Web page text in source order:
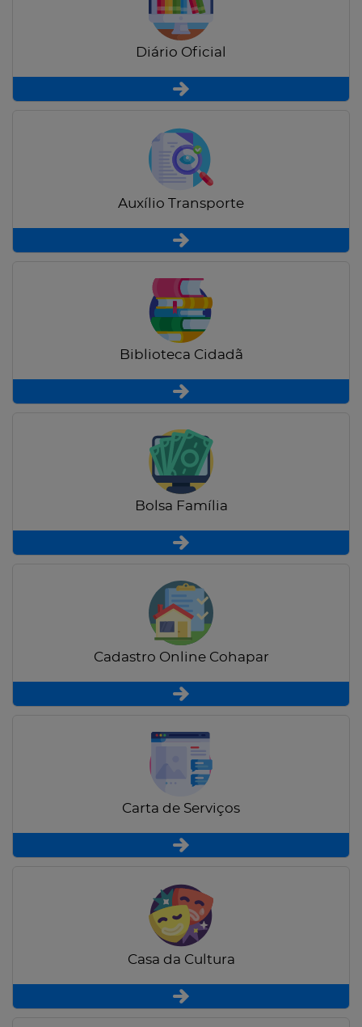
Diário Oficial
Auxílio Transporte
Biblioteca Cidadã
Bolsa Família
Cadastro Online Cohapar
Carta de Serviços
Casa da Cultura